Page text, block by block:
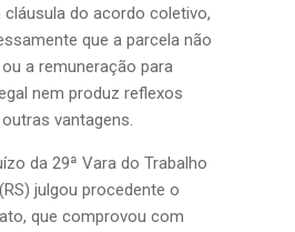
do acordo coletivo,
que a parcela não
a remuneração para
nem produz reflexos
vantagens.
da 29ª Vara do Trabalho
julgou procedente o
que comprovou com